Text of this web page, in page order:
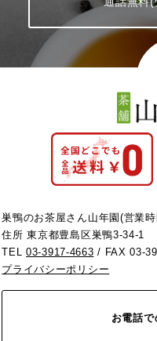
巣鴨のお茶屋さん山年園(営業
住所 東京都豊島区巣鴨3-34-1
TEL03-3917-4663 / FAX 03-
プライバシーポリシー
お電話